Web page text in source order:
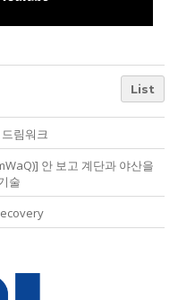
List
림워크
안 보고 계단과 야산을
술